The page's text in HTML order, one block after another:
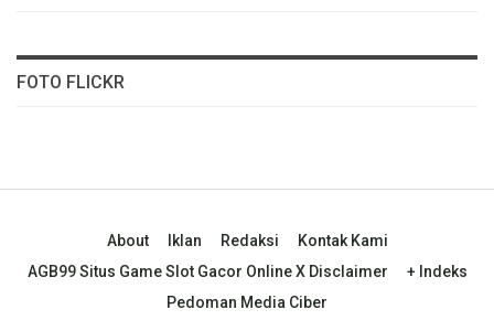
FOTO FLICKR
About Iklan Redaksi
Kontak Kami
AGB99 Situs Game Slot Gacor Online X Disclaimer
+ Indeks
Pedoman Media Ciber